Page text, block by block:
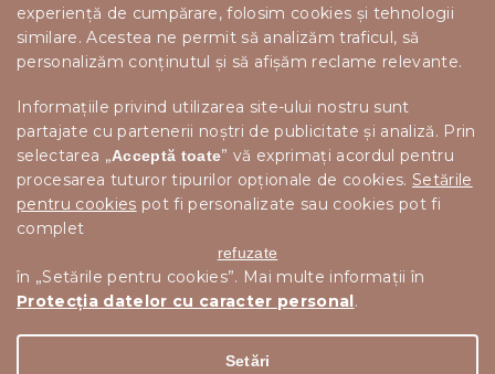
experiență de cumpărare, folosim cookies și tehnologii
similare. Acestea ne permit să analizăm traficul, să
personalizăm conținutul și să afișăm reclame relevante.
Informațiile privind utilizarea site-ului nostru sunt
partajate cu partenerii noștri de publicitate și analiză. Prin
selectarea „Acceptă toate” vă exprimați acordul pentru
procesarea tuturor tipurilor opționale de cookies. Setările
pentru cookies pot fi personalizate sau cookies pot fi
complet
refuzate
în „Setările pentru cookies”. Mai multe informații în
Protecția datelor cu caracter personal.
Setări